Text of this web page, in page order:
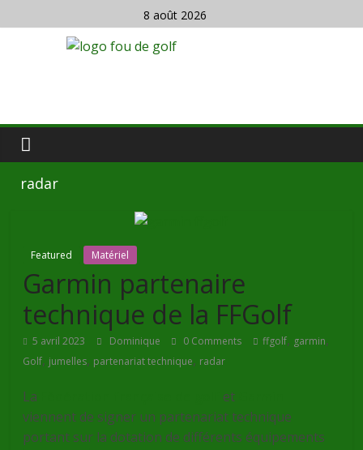
8 août 2026
radar
Featured Matériel
Garmin partenaire
technique de la FFGolf
5 avril 2023 Dominique 0 Comments ffgolf, garmin,
Golf, jumelles, partenariat technique, radar
La et
viennent de signer un partenariat technique
portant sur la dotation de différents équipements